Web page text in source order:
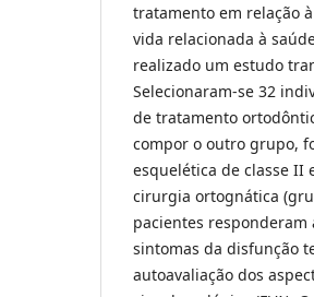
tratamento em relação
vida relacionada à
realizado um estudo
Selecionaram-se 32
de tratamento
compor o outro grupo,
esquelética de classe
cirurgia ortognática
pacientes responderam
sintomas da disfunção
autoavaliação dos